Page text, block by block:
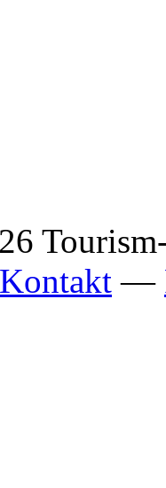
Kontakt —